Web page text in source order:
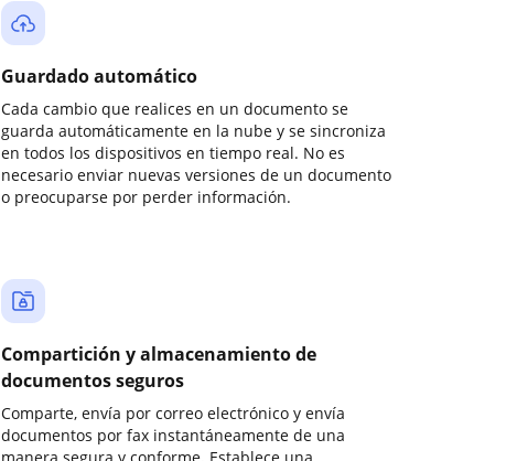
Guardado automático
Cada cambio que realices en un documento se
guarda automáticamente en la nube y se sincroniza
en todos los dispositivos en tiempo real. No es
necesario enviar nuevas versiones de un documento
o preocuparse por perder información.
Compartición y almacenamiento de
documentos seguros
Comparte, envía por correo electrónico y envía
documentos por fax instantáneamente de una